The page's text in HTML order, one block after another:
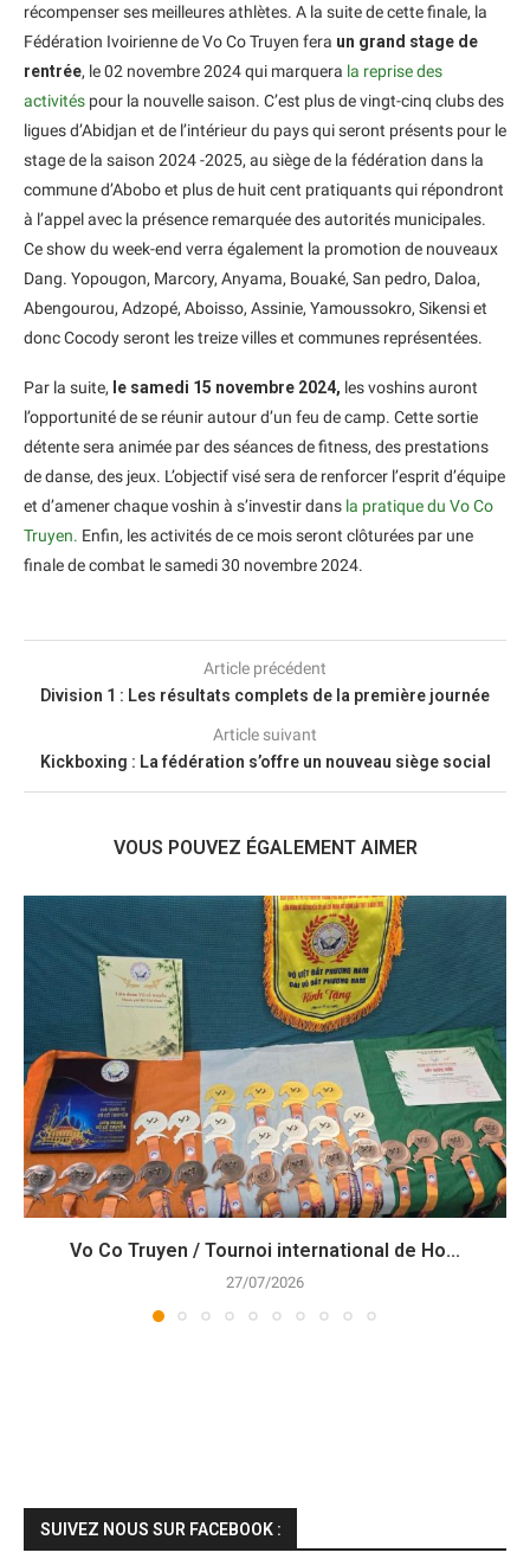
récompenser ses meilleures athlètes. A la suite de cette finale, la
Fédération Ivoirienne de Vo Co Truyen fera un grand stage de
rentrée, le 02 novembre 2024 qui marquera la reprise des
activités pour la nouvelle saison. C’est plus de vingt-cinq clubs des
ligues d’Abidjan et de l’intérieur du pays qui seront présents pour le
stage de la saison 2024 -2025, au siège de la fédération dans la
commune d’Abobo et plus de huit cent pratiquants qui répondront
à l’appel avec la présence remarquée des autorités municipales.
Ce show du week-end verra également la promotion de nouveaux
Dang. Yopougon, Marcory, Anyama, Bouaké, San pedro, Daloa,
Abengourou, Adzopé, Aboisso, Assinie, Yamoussokro, Sikensi et
donc Cocody seront les treize villes et communes représentées.
Par la suite, le samedi 15 novembre 2024, les voshins auront
l’opportunité de se réunir autour d’un feu de camp. Cette sortie
détente sera animée par des séances de fitness, des prestations
de danse, des jeux. L’objectif visé sera de renforcer l’esprit d’équipe
et d’amener chaque voshin à s’investir dans la pratique du Vo Co
Truyen. Enfin, les activités de ce mois seront clôturées par une
finale de combat le samedi 30 novembre 2024.
Article précédent
Division 1 : Les résultats complets de la première journée
Article suivant
Kickboxing : La fédération s’offre un nouveau siège social
VOUS POUVEZ ÉGALEMENT AIMER
Vo Co Truyen / Tournoi international de Ho...
27/07/2026
SUIVEZ NOUS SUR FACEBOOK :